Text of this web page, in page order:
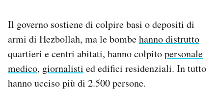
Il governo sostiene di colpire basi o depositi di
armi di Hezbollah, ma le bombehanno distrutto
quartieri e centri abitati, hanno colpitopersonale
medico, giornalisti ed edifici residenziali. In tutto
hanno ucciso più di 2.500 persone.